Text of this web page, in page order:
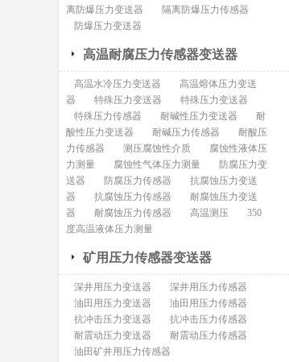
离防爆压力变送器
隔离防爆压力传感器
防爆压力变送器
高温耐腐压力传感器变送器
高温水冷压力变送器
高温熔体压力变送
器
特殊压力变送器
特殊压力变送器
特殊压力传感器
耐碱性压力变送器
耐
酸性压力变送器
耐碱压力传感器
耐酸压
力传感器
测压腐蚀性介质
腐蚀性液体压
力测量
腐蚀性气体压力测量
防腐压力变
送器
防腐压力传感器
抗腐蚀压力变送
器
抗腐蚀压力传感器
耐腐蚀压力变送
器
耐腐蚀压力传感器 高温测压
350
度高温液体压力测量
矿用压力传感器变送器
深井用压力变送器
深井用压力传感器
油田用压力变送器
油田用压力传感器
抗冲击压力变送器
抗冲击压力传感器
耐震动压力变送器
耐震动压力传感器
油田矿井用压力传感器